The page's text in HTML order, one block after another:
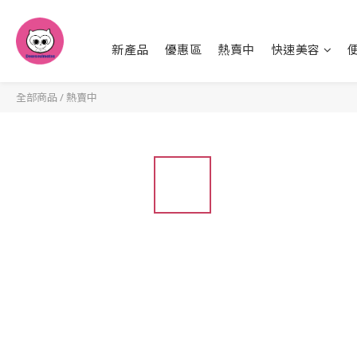
新產品 優惠區 熱賣中 快速美容
全部商品 /熱賣中